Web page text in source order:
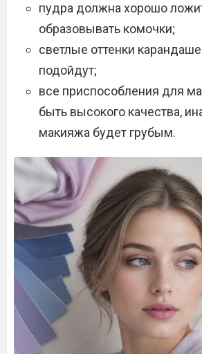
пудра должна хорошо
образовывать комочки;
светлые оттенки
подойдут;
все приспособления для
быть высокого качества,
макияжа будет грубым.